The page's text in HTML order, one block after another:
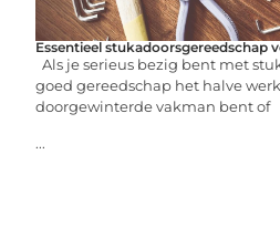
Essentieel stukadoorsgereedschap
Als je serieus bezig bent met
goed gereedschap het halve
doorgewinterde vakman bent of
...